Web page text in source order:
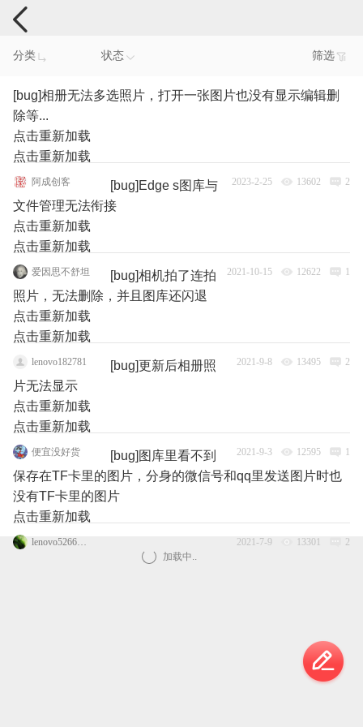
手机反馈
分类 状态 筛选
[bug]相册无法多选照片，打开一张图片也没有显示编辑删
除等...
点击重新加载
点击重新加载
阿成创客 2023-2-25 13602 2
[bug]Edge s图库与
文件管理无法衔接
点击重新加载
点击重新加载
爱因思不舒坦 2021-10-15 12622 1
[bug]相机拍了连拍
照片，无法删除，并且图库还闪退
点击重新加载
点击重新加载
lenovo182781 2021-9-8 13495 2
[bug]更新后相册照
片无法显示
点击重新加载
点击重新加载
便宜没好货 2021-9-3 12595 1
[bug]图库里看不到
保存在TF卡里的图片，分身的微信号和qq里发送图片时也
没有TF卡里的图片
点击重新加载
lenovo52662545笑笑 2021-7-9 13301
2
加载中..